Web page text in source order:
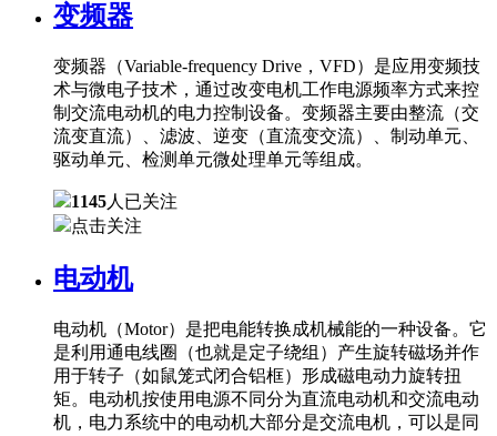
变频器
变频器（Variable-frequency Drive，VFD）是应用变频技
术与微电子技术，通过改变电机工作电源频率方式来控
制交流电动机的电力控制设备。变频器主要由整流（交
流变直流）、滤波、逆变（直流变交流）、制动单元、
驱动单元、检测单元微处理单元等组成。
1145人已关注
点击关注
电动机
电动机（Motor）是把电能转换成机械能的一种设备。它
是利用通电线圈（也就是定子绕组）产生旋转磁场并作
用于转子（如鼠笼式闭合铝框）形成磁电动力旋转扭
矩。电动机按使用电源不同分为直流电动机和交流电动
机，电力系统中的电动机大部分是交流电机，可以是同